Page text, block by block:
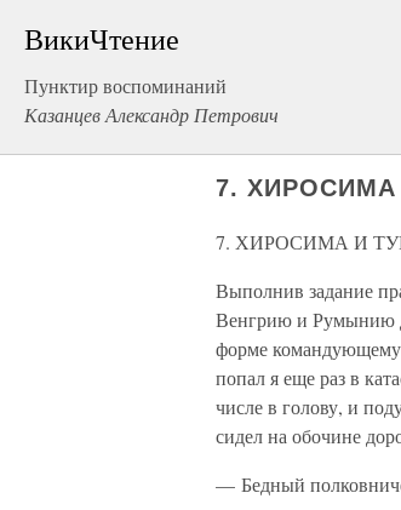
ВикиЧтение
Пунктир воспоминаний
Казанцев Александр Петрович
7. ХИРОСИМА
7. ХИРОСИМА И
Выполнив задание
Венгрию и Румынию
форме
попал я еще раз в
числе в голову, и
сидел на обочине
— Бедный